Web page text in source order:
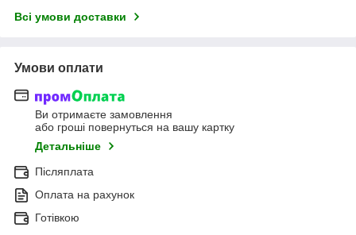
Всі умови доставки
Умови оплати
Ви отримаєте замовлення
або гроші повернуться на вашу картку
Детальніше
Післяплата
Оплата на рахунок
Готівкою